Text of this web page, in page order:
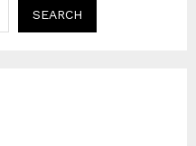
SEARCH